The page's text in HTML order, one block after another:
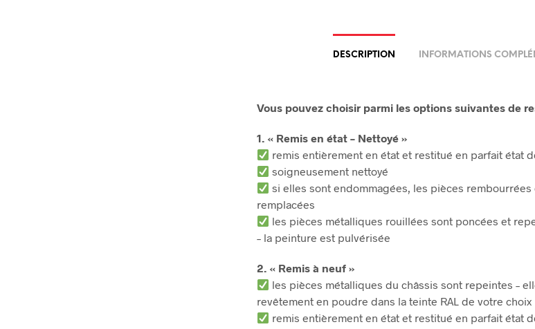
DESCRIPTION INFORMATIONS
Vous pouvez choisir parmi les options suivantes de
1. « Remis en état – Nettoyé »
remis entièrement en état et restitué en parfait état
soigneusement nettoyé
si elles sont endommagées, les pièces
remplacées
les pièces métalliques rouillées sont poncées et
– la peinture est pulvérisée
2. « Remis à neuf »
les pièces métalliques du châssis sont repeintes –
revêtement en poudre dans la teinte RAL de votre choix
remis entièrement en état et restitué en parfait état